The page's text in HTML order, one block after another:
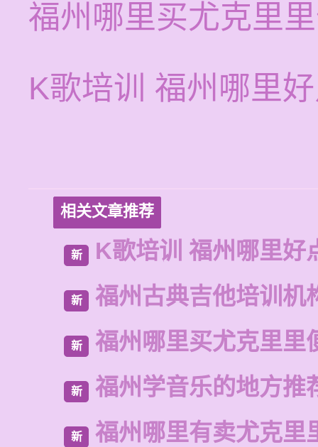
福州哪里买尤克里
K歌培训 福州哪里
相关文章推荐
新 K歌培训 福州哪里好
新 福州古典吉他培训机
新 福州哪里买尤克里里
新 福州学音乐的地方推
新 福州哪里有卖尤克里